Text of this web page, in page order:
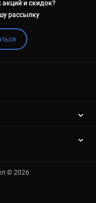
акций и скидок?
рассылку
© 2026